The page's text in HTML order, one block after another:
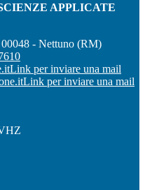
APPLICATE
- Nettuno (RM)
Link per inviare una mail
Link per inviare una mail